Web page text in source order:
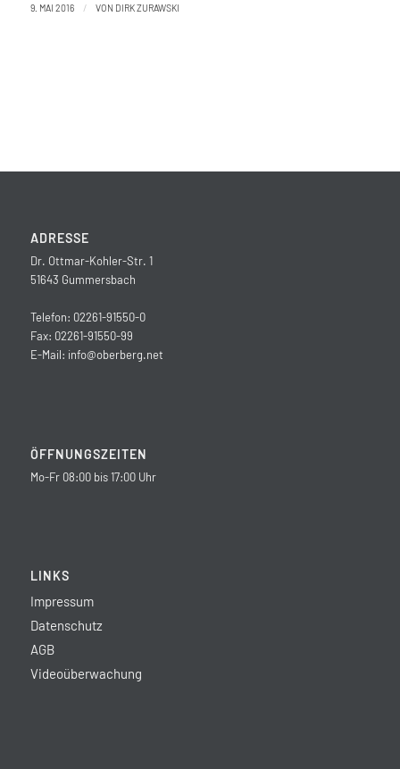
9. MAI 2016 / VON DIRK ZURAWSKI
ADRESSE
Dr. Ottmar-Kohler-Str. 1
51643 Gummersbach
Telefon: 02261-91550-0
Fax: 02261-91550-99
E-Mail: info@oberberg.net
ÖFFNUNGSZEITEN
Mo-Fr 08:00 bis 17:00 Uhr
LINKS
Impressum
Datenschutz
AGB
Videoüberwachung